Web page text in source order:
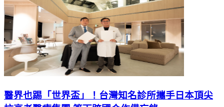
醫界也踢「世界盃」！台灣知名診所攜手日本頂尖